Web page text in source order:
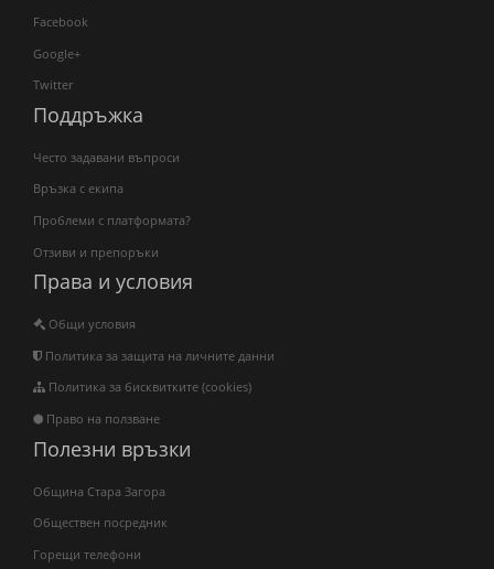
Facebook
Google+
Twitter
Поддръжка
Често задавани въпроси
Връзка с екипа
Проблеми с платформата?
Отзиви и препоръки
Права и условия
Общи условия
Политика за защита на личните данни
Политика за бисквитките (cookies)
Право на ползване
Полезни връзки
Община Стара Загора
Обществен посредник
Горещи телефони